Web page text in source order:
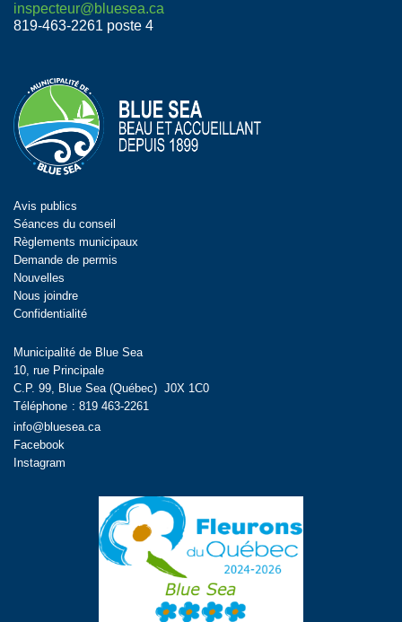
inspecteur@bluesea.ca
819-463-2261 poste 4
Avis publics
Séances du conseil
Règlements municipaux
Demande de permis
Nouvelles
Nous joindre
Confidentialité
Municipalité de Blue Sea
10, rue Principale
C.P. 99, Blue Sea (Québec) J0X 1C0
Téléphone : 819 463-2261
info@bluesea.ca
Facebook
Instagram